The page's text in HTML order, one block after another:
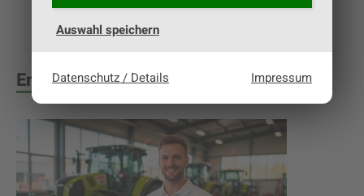
Auswahl speichern
Datenschutz / Details Impressum
Empfehlungen